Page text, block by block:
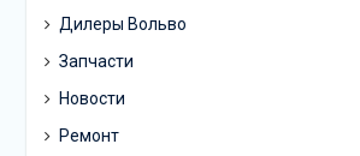
Дилеры Вольво
Запчасти
Новости
Ремонт